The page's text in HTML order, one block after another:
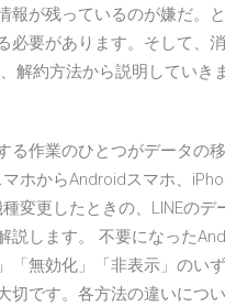
報が残っているのが嫌だ。
必要があります。そして、
解約方法から説明していき
る作業のひとつがデータの
ホからAndroidスマホ、
変更したときの、LINEのデ
説します。 不要になった
「無効化」「非表示」のい
切です。各方法の違いにつ